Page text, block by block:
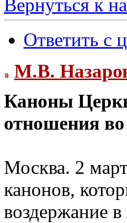
Вернуться к
Ответить с
М.В.
Каноны
отношения
Москва. 2
канонов,
воздержание